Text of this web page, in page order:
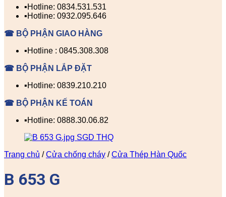
▪️Hotline: 0834.531.531
▪️Hotline: 0932.095.646
☎ BỘ PHẬN GIAO HÀNG
▪️Hotline : 0845.308.308
☎ BỘ PHẬN LẮP ĐẶT
▪️Hotline: 0839.210.210
☎ BỘ PHẬN KẾ TOÁN
▪️Hotline: 0888.30.06.82
Trang chủ / Cửa chống cháy / Cửa Thép Hàn Quốc
B 653 G